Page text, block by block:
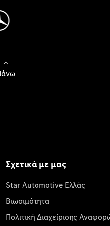
Σχετικά με μας
Star Automotive Ελλάς
Βιωσιμότητα
Πολιτική Διαχείρισης